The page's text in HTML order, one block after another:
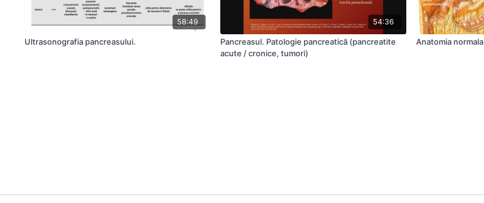
58:49
Ultrasonografia pancreasului.
54:36
Pancreasul. Patologie pancreatică (pancreatite
acute / cronice, tumori)
Anatomia normala